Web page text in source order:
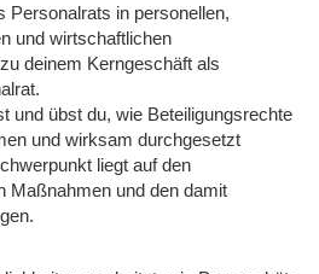
Personalrats in personellen,
und wirtschaftlichen
deinem Kerngeschäft als
und übst du, wie Beteiligungsrechte
und wirksam durchgesetzt
liegt auf den
Maßnahmen und den damit